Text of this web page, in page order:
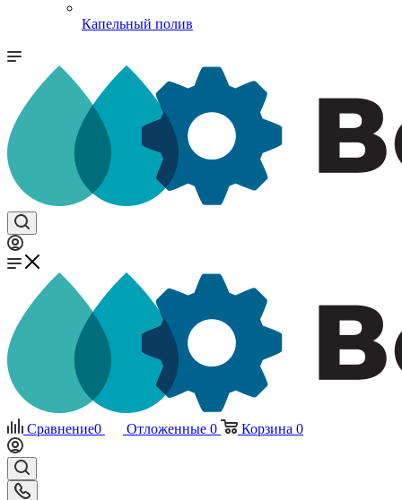
Капельный полив
Сравнение0 Отложенные 0 Корзина 0